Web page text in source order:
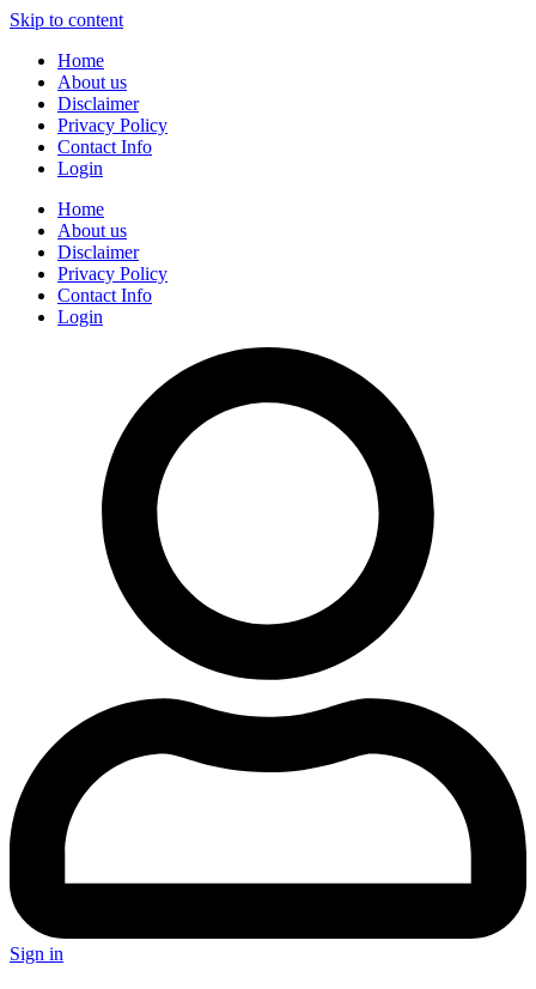
Skip to content
Home
About us
Disclaimer
Privacy Policy
Contact Info
Login
Home
About us
Disclaimer
Privacy Policy
Contact Info
Login
Sign in